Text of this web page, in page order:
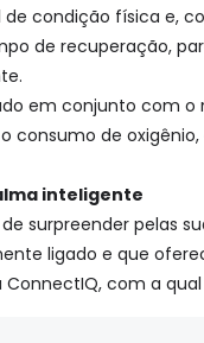
de condição física e,
de recuperação,
em conjunto com
consumo de
inteligente
surpreender pelas
ligado e que
ConnectIQ, com a